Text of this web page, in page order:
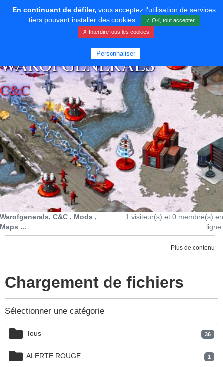
⚡ SOUTENIR LE DÉVELOPPEMENT
WAROFGENERALS
C&C
Warofgenerals, C&C , Mods ,
Maps ...
1 visiteur(s) et 0 membre(s) en
ligne.
Plus de contenu
Chargement de fichiers
Sélectionner une catégorie
Tous 36
ALERTE ROUGE 1
En continuant de défiler, vous acceptez l'utilisation de services
tiers pouvant installer des cookies
✓ OK, tout accepter
✗ Interdire tous les cookies
Personnaliser